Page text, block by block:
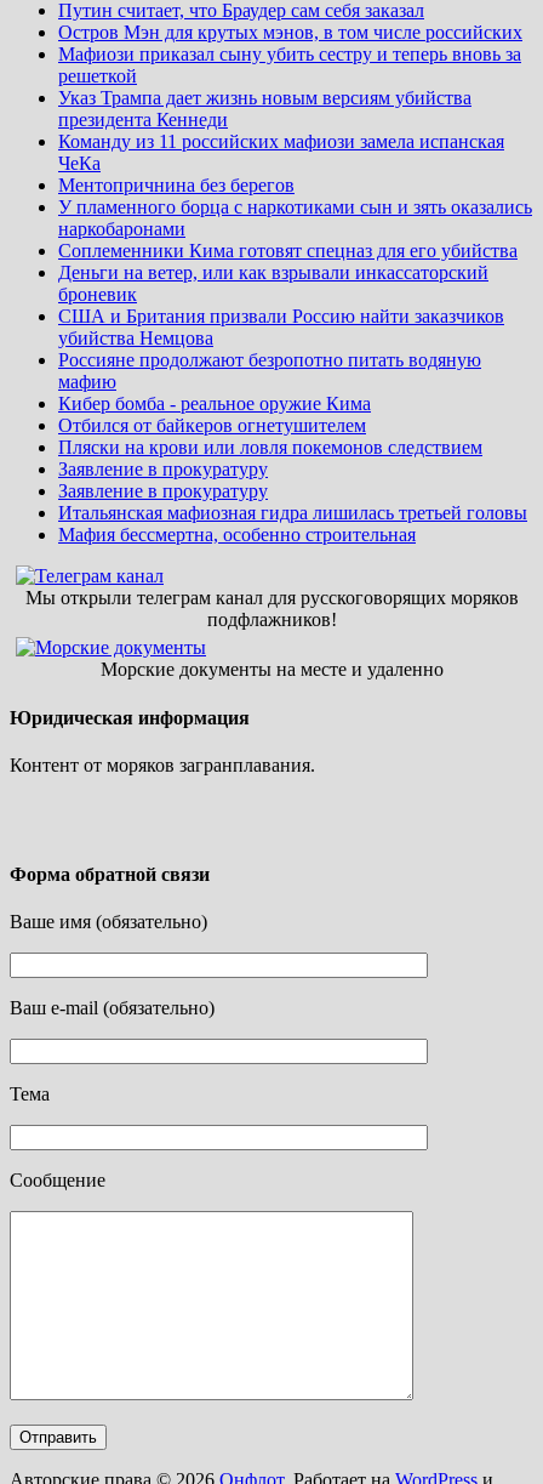
Путин считает, что Браудер сам себя заказал
Остров Мэн для крутых мэнов, в том числе российских
Мафиози приказал сыну убить сестру и теперь вновь за
решеткой
Указ Трампа дает жизнь новым версиям убийства
президента Кеннеди
Команду из 11 российских мафиози замела испанская
ЧеКа
Ментопричнина без берегов
У пламенного борца с наркотиками сын и зять оказались
наркобаронами
Соплеменники Кима готовят спецназ для его убийства
Деньги на ветер, или как взрывали инкассаторский
броневик
США и Британия призвали Россию найти заказчиков
убийства Немцова
Россияне продолжают безропотно питать водяную
мафию
Кибер бомба - реальное оружие Кима
Отбился от байкеров огнетушителем
Пляски на крови или ловля покемонов следствием
Заявление в прокуратуру
Заявление в прокуратуру
Итальянская мафиозная гидра лишилась третьей головы
Мафия бессмертна, особенно строительная
Мы открыли телеграм канал для русскоговорящих моряков
подфлажников!
Морские документы на месте и удаленно
Юридическая информация
Контент от моряков загранплавания.
Форма обратной связи
Ваше имя (обязательно)
Ваш e-mail (обязательно)
Тема
Сообщение